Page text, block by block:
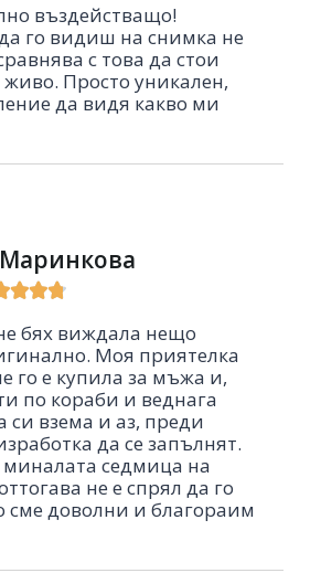
въздействащо!
го видиш на снимка не
с това да стои
живо. Просто уникален,
да видя какво ми

бях виждала нещо
Моя приятелка
го е купила за мъжа и,
по кораби и веднага
си взема и аз, преди
да се запълнят.
седмица на
не е спрял да го
сме доволни и благораим